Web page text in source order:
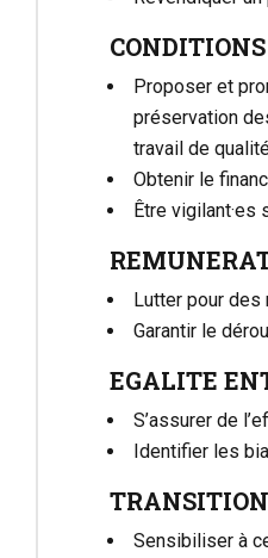
Proposer et
préservation
travail de
Obtenir le
Être
Lutter pour des
Garantir le
EGALITE
S’assurer de
Identifier les
TRANSITION
Sensibiliser à